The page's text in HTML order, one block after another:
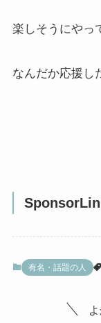
楽しそうにやっ
なんだか応援し
有名・話題の人